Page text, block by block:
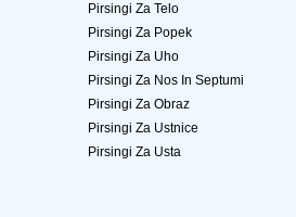
Pirsingi Za Telo
Pirsingi Za Popek
Pirsingi Za Uho
Pirsingi Za Nos In Septumi
Pirsingi Za Obraz
Pirsingi Za Ustnice
Pirsingi Za Usta